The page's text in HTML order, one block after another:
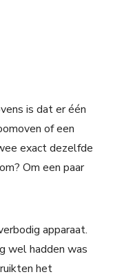
is dat er één
of een
exact dezelfde
Om een paar
apparaat.
wel hadden was
het